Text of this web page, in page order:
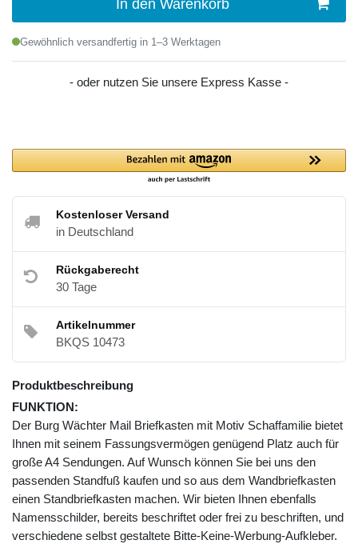
In den Warenkorb
Gewöhnlich versandfertig in 1–3 Werktagen
- oder nutzen Sie unsere Express Kasse -
Kostenloser Versand
in Deutschland
Rückgaberecht
30 Tage
Artikelnummer
BKQS 10473
Produktbeschreibung
FUNKTION:
Der Burg Wächter Mail Briefkasten mit Motiv Schaffamilie bietet
Ihnen mit seinem Fassungsvermögen genügend Platz auch für
große A4 Sendungen. Auf Wunsch können Sie bei uns den
passenden Standfuß kaufen und so aus dem Wandbriefkasten
einen Standbriefkasten machen. Wir bieten Ihnen ebenfalls
Namensschilder, bereits beschriftet oder frei zu beschriften, und
verschiedene selbst gestaltete Bitte-Keine-Werbung-Aufkleber.